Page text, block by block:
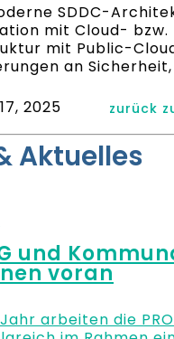
SDDC-
mit Cloud-
mit Public-
an
2025
zurück
Aktuelles
und
voran
arbeiten die